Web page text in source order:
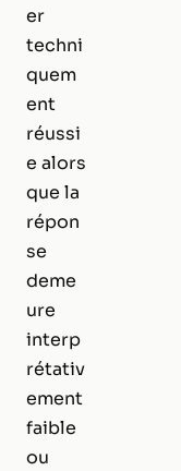
er
techni
quem
ent
réussi
e alors
que la
répon
se
deme
ure
interp
rétativ
ement
faible
ou